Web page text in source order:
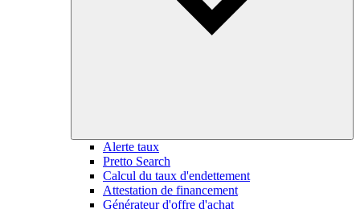
Alerte taux
Pretto Search
Calcul du taux d'endettement
Attestation de financement
Générateur d'offre d'achat